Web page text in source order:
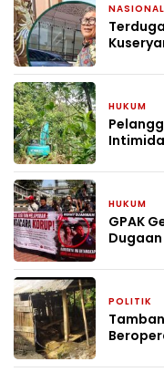
NASIONAL
HUKUM
HUKUM
GPAK
POLITIK